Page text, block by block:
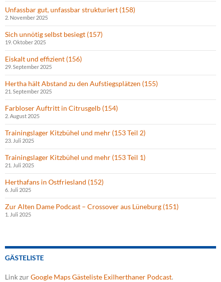
Unfassbar gut, unfassbar strukturiert (158)
2. November 2025
Sich unnötig selbst besiegt (157)
19. Oktober 2025
Eiskalt und effizient (156)
29. September 2025
Hertha hält Abstand zu den Aufstiegsplätzen (155)
21. September 2025
Farbloser Auftritt in Citrusgelb (154)
2. August 2025
Trainingslager Kitzbühel und mehr (153 Teil 2)
23. Juli 2025
Trainingslager Kitzbühel und mehr (153 Teil 1)
21. Juli 2025
Herthafans in Ostfriesland (152)
6. Juli 2025
Zur Alten Dame Podcast – Crossover aus Lüneburg (151)
1. Juli 2025
GÄSTELISTE
Link zurGoogle Maps Gästeliste Exilherthaner Podcast.